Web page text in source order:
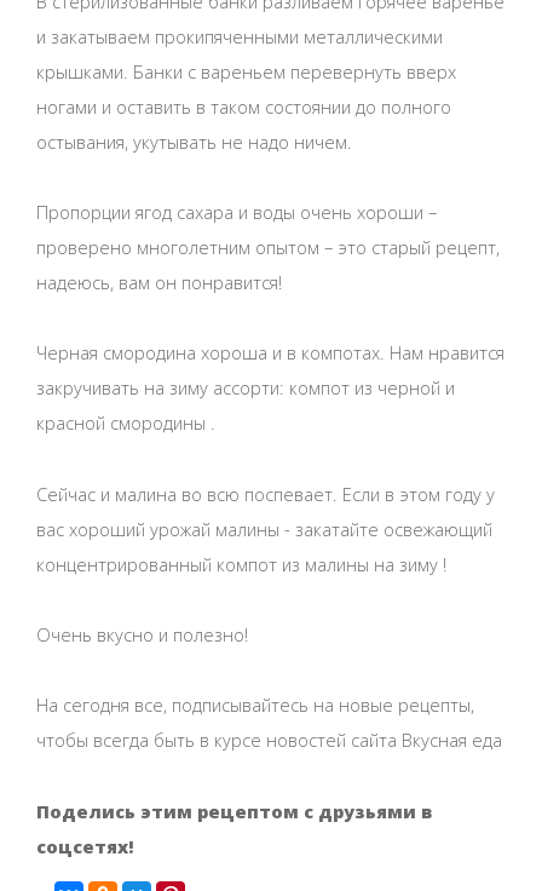
и закатываем прокипяченными металлическими
крышками. Банки с вареньем перевернуть вверх
ногами и оставить в таком состоянии до полного
остывания, укутывать не надо ничем.
Пропорции ягод сахара и воды очень хороши –
проверено многолетним опытом – это старый рецепт,
надеюсь, вам он понравится!
Черная смородина хороша и в компотах. Нам нравится
закручивать на зиму ассорти: компот из черной и
красной смородины .
Сейчас и малина во всю поспевает. Если в этом году у
вас хороший урожай малины - закатайте освежающий
концентрированный компот из малины на зиму !
Очень вкусно и полезно!
На сегодня все, подписывайтесь на новые рецепты,
чтобы всегда быть в курсе новостей сайта Вкусная еда
Поделись этим рецептом с друзьями в
соцсетях!